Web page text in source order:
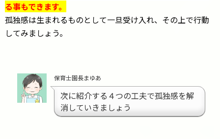
る事もできます。
孤独感は生まれるものとして一旦受け入れ、その上で行動
してみましょう。
保育士園長まゆあ
次に紹介する４つの工夫で孤独感を解
消していきましょう